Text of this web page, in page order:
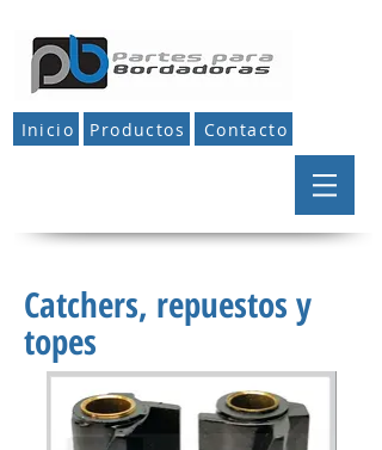
Inicio Productos Contacto
Catchers, repuestos y
topes